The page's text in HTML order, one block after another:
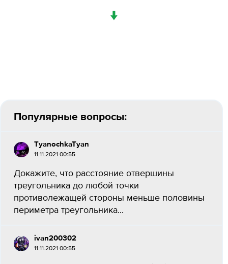
↓
Популярные вопросы:
TyanochkaTyan
11.11.2021 00:55
Докажите, что расстояние отвершины
треугольника до любой точки
противолежащей стороны меньше половины
периметра треугольника...
ivan200302
11.11.2021 00:55